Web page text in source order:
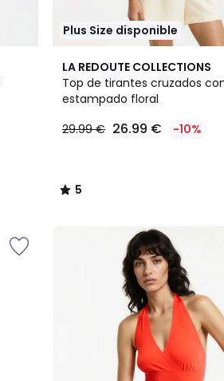
Plus Size disponible
LA REDOUTE COLLECTIONS
Top de tirantes cruzados
estampado floral
29.99 € 26.99 € -10%
5
/
5
5
/